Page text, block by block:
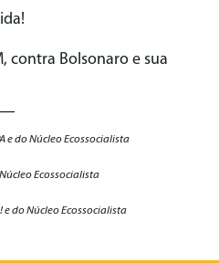
contra Bolsonaro e sua
e do Núcleo Ecossocialista
Ecossocialista
do Núcleo Ecossocialista